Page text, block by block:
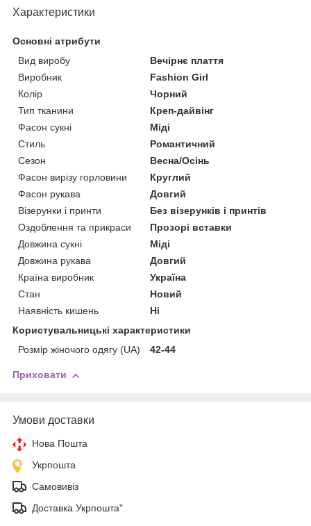
Характеристики
Основні атрибути
Вид виробу
Вечірнє плаття
Виробник
Fashion Girl
Колір
Чорний
Тип тканини
Креп-дайвінг
Фасон сукні
Міді
Стиль
Романтичний
Сезон
Весна/Осінь
Фасон вирізу горловини
Круглий
Фасон рукава
Довгий
Візерунки і принти
Без візерунків і принтів
Оздоблення та прикраси
Прозорі вставки
Довжина сукні
Міді
Довжина рукава
Довгий
Країна виробник
Україна
Стан
Новий
Наявність кишень
Ні
Користувальницькі характеристики
Розмір жіночого одягу (UA)
42-44
Приховати
Умови доставки
Нова Пошта
Укрпошта
Самовивіз
Доставка Укрпошта"